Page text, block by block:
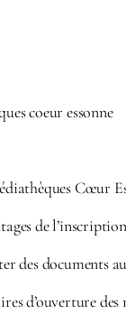
coeur essonne
Cœur
de
des documents
d’ouverture